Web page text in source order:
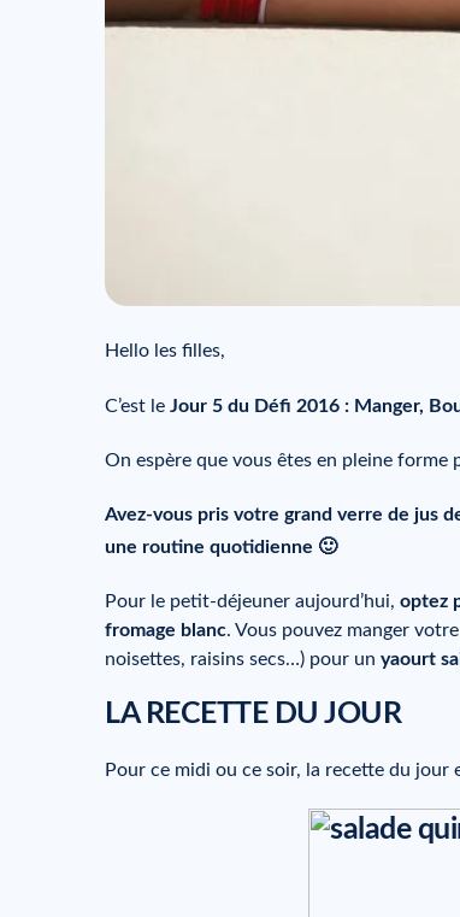
Hello les filles,
C’est le Jour 5 du Défi 2016 : Manger,
On espère que vous êtes en pleine
Avez-vous pris votre grand verre de jus
une routine quotidienne 🙂
Pour le petit-déjeuner aujourd’hui, optez
fromage blanc. Vous pouvez manger
noisettes, raisins secs…) pour un yaourt
LA RECETTE DU JOUR
Pour ce midi ou ce soir, la recette du jour